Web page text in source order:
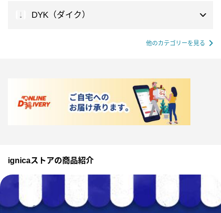
DYK（ダイク）
他のカテゴリーを見る
ignicaストアの商品紹介